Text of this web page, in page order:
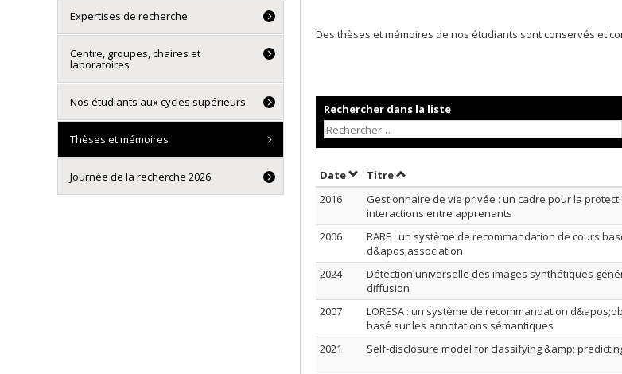
Des thèses et mémoires de nos étudiants sont conservés et
Rechercher dans la liste
DateTrier par date en ordre croissant
TitreTrier par titre en ordre croissant
2016
Gestionnaire de vie privée : un cadre pour la
interactions entre apprenants
2006
RARE : un système de recommandation de cours
d&apos;association
2024
Détection universelle des images synthétiques
diffusion
2007
LORESA : un système de recommandation
basé sur les annotations sémantiques
2021 Self-disclosure model for classifying &amp;
Expertises de recherche
Centre, groupes, chaires et
laboratoires
Nos étudiants aux cycles supérieurs
Thèses et mémoires
Journée de la recherche 2026